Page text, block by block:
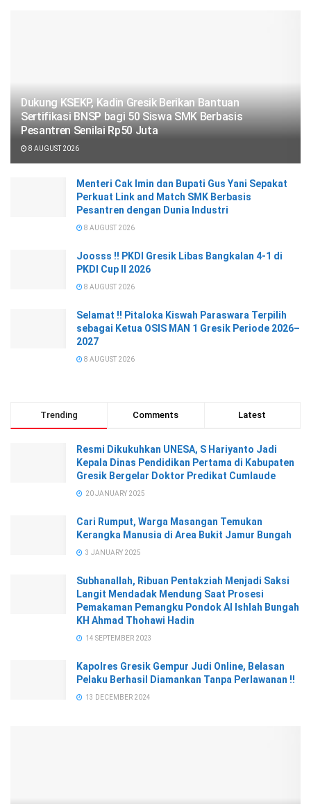
Dukung KSEKP, Kadin Gresik Berikan Bantuan
Sertifikasi BNSP bagi 50 Siswa SMK Berbasis
Pesantren Senilai Rp50 Juta
8 AUGUST 2026
Menteri Cak Imin dan Bupati Gus Yani Sepakat
Perkuat Link and Match SMK Berbasis
Pesantren dengan Dunia Industri
8 AUGUST 2026
Joosss !! PKDI Gresik Libas Bangkalan 4-1 di
PKDI Cup II 2026
8 AUGUST 2026
Selamat !! Pitaloka Kiswah Paraswara Terpilih
sebagai Ketua OSIS MAN 1 Gresik Periode 2026–
2027
8 AUGUST 2026
Trending Comments Latest
Resmi Dikukuhkan UNESA, S Hariyanto Jadi
Kepala Dinas Pendidikan Pertama di Kabupaten
Gresik Bergelar Doktor Predikat Cumlaude
20 JANUARY 2025
Cari Rumput, Warga Masangan Temukan
Kerangka Manusia di Area Bukit Jamur Bungah
3 JANUARY 2025
Subhanallah, Ribuan Pentakziah Menjadi Saksi
Langit Mendadak Mendung Saat Prosesi
Pemakaman Pemangku Pondok Al Ishlah Bungah
KH Ahmad Thohawi Hadin
14 SEPTEMBER 2023
Kapolres Gresik Gempur Judi Online, Belasan
Pelaku Berhasil Diamankan Tanpa Perlawanan !!
13 DECEMBER 2024